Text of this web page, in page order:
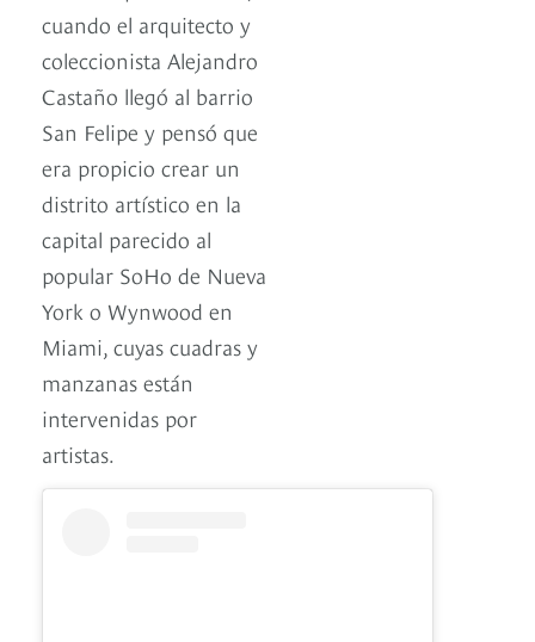
cuando el arquitecto y
coleccionista Alejandro
Castaño llegó al barrio
San Felipe y pensó que
era propicio crear un
distrito artístico en la
capital parecido al
popular SoHo de Nueva
York o Wynwood en
Miami, cuyas cuadras y
manzanas están
intervenidas por
artistas.